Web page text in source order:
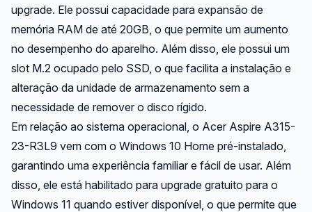
upgrade. Ele possui capacidade para expansão de
memória RAM de até 20GB, o que permite um aumento
no desempenho do aparelho. Além disso, ele possui um
slot M.2 ocupado pelo SSD, o que facilita a instalação e
alteração da unidade de armazenamento sem a
necessidade de remover o disco rígido.
Em relação ao sistema operacional, o Acer Aspire A315-
23-R3L9 vem com o Windows 10 Home pré-instalado,
garantindo uma experiência familiar e fácil de usar. Além
disso, ele está habilitado para upgrade gratuito para o
Windows 11 quando estiver disponível, o que permite que